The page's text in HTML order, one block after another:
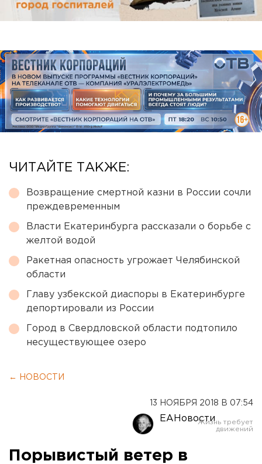
ЧИТАЙТЕ ТАКЖЕ:
Возвращение смертной казни в России сочли
преждевременным
Власти Екатеринбурга рассказали о борьбе с
желтой водой
Ракетная опасность угрожает Челябинской
области
Главу узбекской диаспоры в Екатеринбурге
депортировали из России
Город в Свердловской области подтопило
несуществующее озеро
← НОВОСТИ
13 НОЯБРЯ 2018 В 07:54
ЕАНовости
Порывистый ветер в